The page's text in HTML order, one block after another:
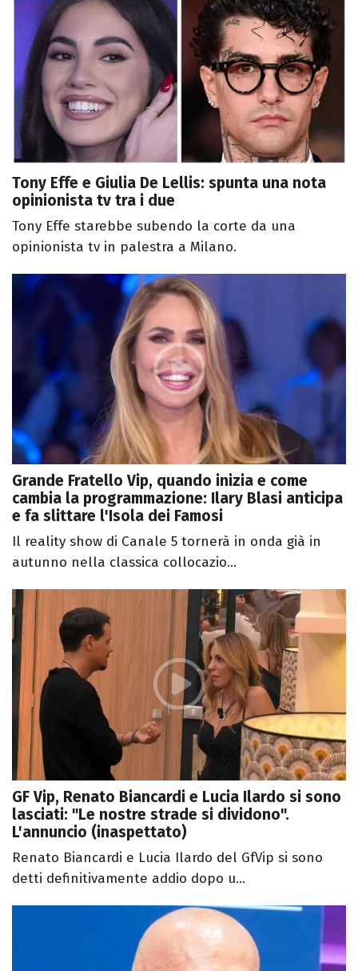
Tony Effe e Giulia De Lellis: spunta una nota
opinionista tv tra i due
Tony Effe starebbe subendo la corte da una
opinionista tv in palestra a Milano.
Grande Fratello Vip, quando inizia e come
cambia la programmazione: Ilary Blasi anticipa
e fa slittare l'Isola dei Famosi
Il reality show di Canale 5 tornerà in onda già in
autunno nella classica collocazio...
GF Vip, Renato Biancardi e Lucia Ilardo si sono
lasciati: "Le nostre strade si dividono".
L'annuncio (inaspettato)
Renato Biancardi e Lucia Ilardo del GfVip si sono
detti definitivamente addio dopo u...